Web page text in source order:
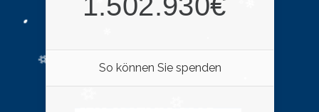
So können Sie spenden